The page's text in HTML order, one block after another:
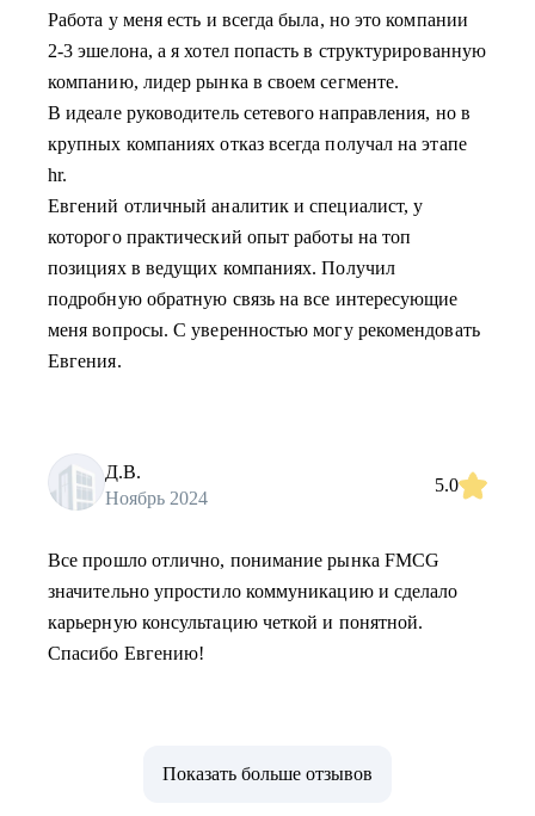
Работа у меня есть и всегда была, но это компании
2-3 эшелона, а я хотел попасть в структурированную
компанию, лидер рынка в своем сегменте.
В идеале руководитель сетевого направления, но в
крупных компаниях отказ всегда получал на этапе
hr.
Евгений отличный аналитик и специалист, у
которого практический опыт работы на топ
позициях в ведущих компаниях. Получил
подробную обратную связь на все интересующие
меня вопросы. С уверенностью могу рекомендовать
Евгения.
Д.В.
Ноябрь 2024
5.0
Все прошло отлично, понимание рынка FMCG
значительно упростило коммуникацию и сделало
карьерную консультацию четкой и понятной.
Спасибо Евгению!
Показать больше отзывов